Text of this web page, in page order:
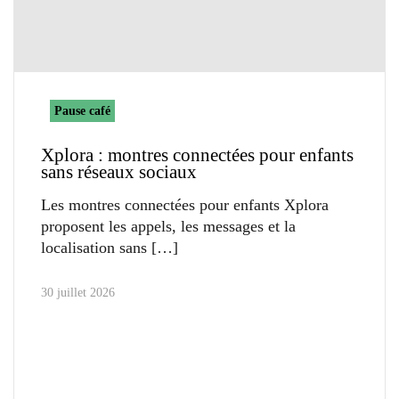
Pause café
Xplora : montres connectées pour enfants
sans réseaux sociaux
Les montres connectées pour enfants Xplora
proposent les appels, les messages et la
localisation sans
30 juillet 2026